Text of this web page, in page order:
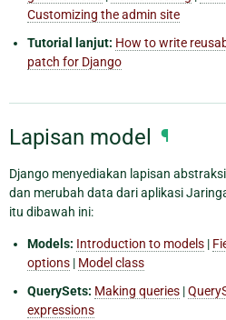
Customizing the admin site
Tutorial lanjut: How to write
patch for Django
Lapisan model ¶
Django menyediakan lapisan
dan merubah data dari aplikasi
itu dibawah ini:
Models: Introduction to models |
options | Model class
QuerySets: Making queries |
expressions